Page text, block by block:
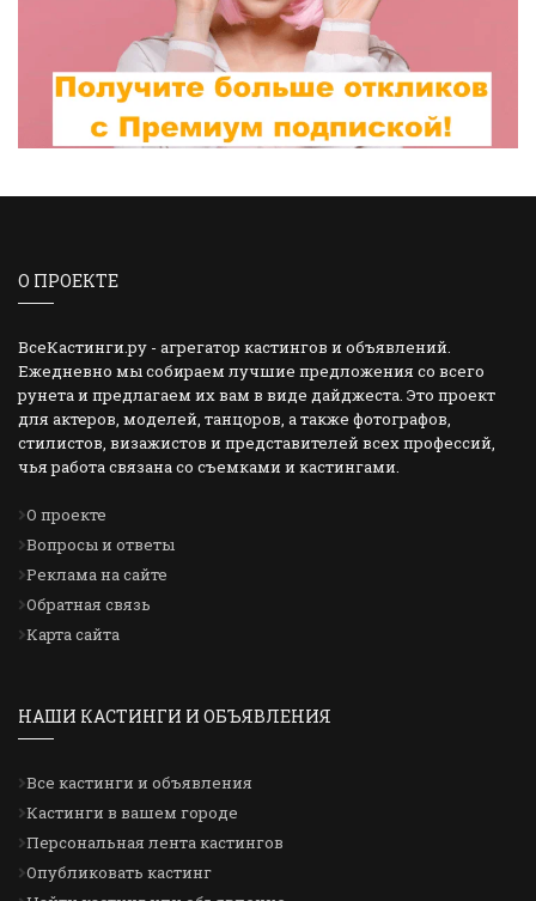
О ПРОЕКТЕ
ВсеКастинги.ру - агрегатор кастингов и объявлений.
Ежедневно мы собираем лучшие предложения со всего
рунета и предлагаем их вам в виде дайджеста. Это проект
для актеров, моделей, танцоров, а также фотографов,
стилистов, визажистов и представителей всех профессий,
чья работа связана со съемками и кастингами.
О проекте
Вопросы и ответы
Реклама на сайте
Обратная связь
Карта сайта
НАШИ КАСТИНГИ И ОБЪЯВЛЕНИЯ
Все кастинги и объявления
Кастинги в вашем городе
Персональная лента кастингов
Опубликовать кастинг